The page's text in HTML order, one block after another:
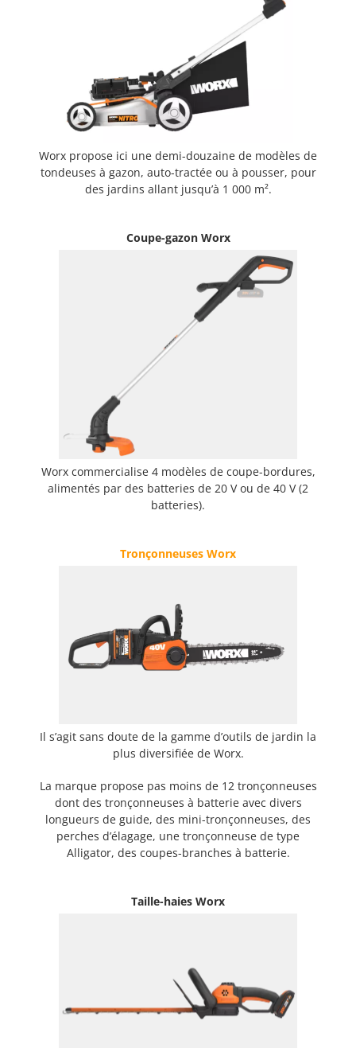
Worx propose ici une demi-douzaine de modèles de
tondeuses à gazon, auto-tractée ou à pousser, pour
des jardins allant jusqu’à 1 000 m².
Coupe-gazon Worx
Worx commercialise 4 modèles de coupe-bordures,
alimentés par des batteries de 20 V ou de 40 V (2
batteries).
Tronçonneuses Worx
Il s’agit sans doute de la gamme d’outils de jardin la
plus diversifiée de Worx.
La marque propose pas moins de 12 tronçonneuses
dont des tronçonneuses à batterie avec divers
longueurs de guide, des mini-tronçonneuses, des
perches d’élagage, une tronçonneuse de type
Alligator, des coupes-branches à batterie.
Taille-haies Worx